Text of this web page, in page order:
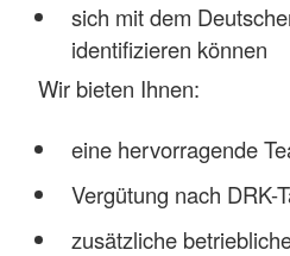
sich mit dem
identifizieren können
Wir bieten Ihnen:
eine hervorragende
Vergütung nach DRK-
zusätzliche